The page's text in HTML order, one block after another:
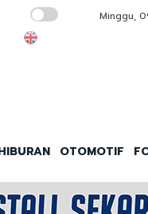
KPK Kuliti
Minggu,
OTOMOTIF